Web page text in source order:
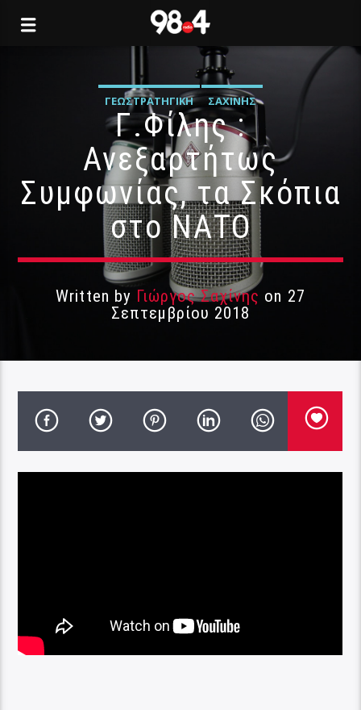
ΓΕΩΣΤΡΑΤΗΓΙΚΉ ΣΑΧΊΝΗΣ
Γ.Φίλης :
Ανεξαρτήτως
Συμφωνίας, τα Σκόπια
στο ΝΑΤΟ
Written by Γιώργος Σαχίνης on 27
Σεπτεμβρίου 2018